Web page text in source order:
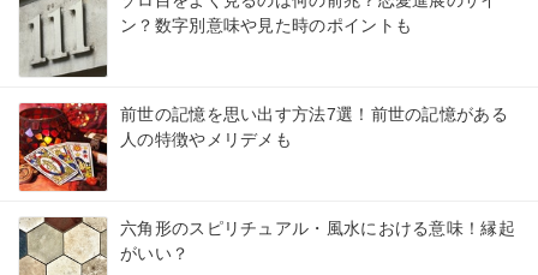
ン？数字別意味や見た時のポイントも
前世の記憶を思い出す方法7選！前世の記憶がある
人の特徴やメリデメも
六角形のスピリチュアル・風水における意味！縁起
がいい？